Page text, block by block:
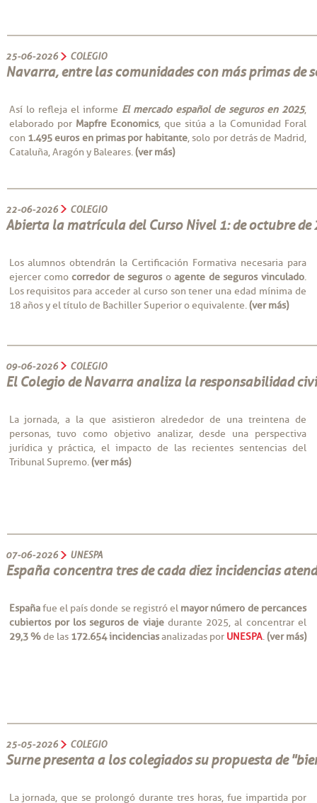
25-06-2026 COLEGIO
Navarra, entre las comunidades con más primas de
Así lo refleja el informe El mercado español de seguros en 2025,
elaborado por Mapfre Economics, que sitúa a la Comunidad Foral
con 1.495 euros en primas por habitante, solo por detrás de Madrid,
Cataluña, Aragón y Baleares.(ver más)
22-06-2026 COLEGIO
Abierta la matrícula del Curso Nivel 1: de octubre de
Los alumnos obtendrán la Certificación Formativa necesaria para
ejercer comocorredor de segurosoagente de seguros vinculado.
Los requisitos para acceder al curso son tener una edad mínima de
18 años y el título de Bachiller Superior o equivalente.(ver más)
09-06-2026 COLEGIO
El Colegio de Navarra analiza la responsabilidad
La jornada, a la que asistieron alrededor de una treintena de
personas, tuvo como objetivo analizar, desde una perspectiva
jurídica y práctica, el impacto de las recientes sentencias del
Tribunal Supremo.(ver más)
07-06-2026 UNESPA
España concentra tres de cada diez incidencias
Españafue el país donde se registró el mayor número de percances
cubiertos por los seguros de viajedurante 2025, al concentrar el
29,3 %de las 172.654 incidenciasanalizadas por UNESPA.(ver más)
25-05-2026 COLEGIO
Surne presenta a los colegiados su propuesta de
La jornada, que se prolongó durante tres horas, fue impartida por